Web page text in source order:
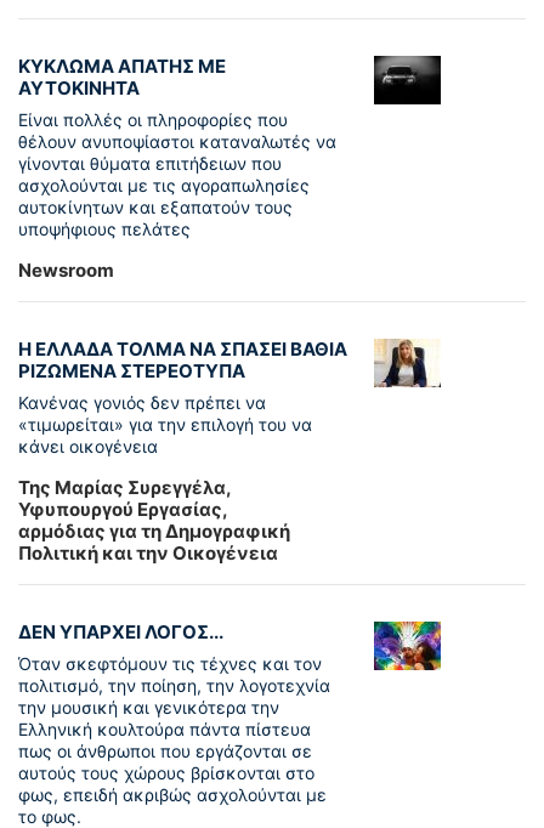
ΚΥΚΛΩΜΑ ΑΠΑΤΗΣ ΜΕ
ΑΥΤΟΚΙΝΗΤΑ
Είναι πολλές οι πληροφορίες που
θέλουν ανυποψίαστοι καταναλωτές να
γίνονται θύματα επιτήδειων που
ασχολούνται με τις αγοραπωλησίες
αυτοκίνητων και εξαπατούν τους
υποψήφιους πελάτες
Newsroom
Η ΕΛΛΑΔΑ ΤΟΛΜΑ ΝΑ ΣΠΑΣΕΙ ΒΑΘΙΑ
ΡΙΖΩΜΕΝΑ ΣΤΕΡΕΟΤΥΠΑ
Κανένας γονιός δεν πρέπει να
«τιμωρείται» για την επιλογή του να
κάνει οικογένεια
Της Μαρίας Συρεγγέλα,
Υφυπουργού Εργασίας,
αρμόδιας για τη Δημογραφική
Πολιτική και την Οικογένεια
ΔΕΝ ΥΠΑΡΧΕΙ ΛΟΓΟΣ...
Όταν σκεφτόμουν τις τέχνες και τον
πολιτισμό, την ποίηση, την λογοτεχνία
την μουσική και γενικότερα την
Ελληνική κουλτούρα πάντα πίστευα
πως οι άνθρωποι που εργάζονται σε
αυτούς τους χώρους βρίσκονται στο
φως, επειδή ακριβώς ασχολούνται με
το φως.